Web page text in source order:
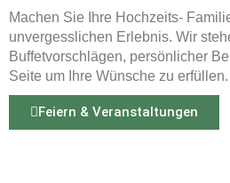
Machen Sie Ihre Hochzeits-
unvergesslichen Erlebnis. Wir
Buffetvorschlägen, persönlicher
Seite um Ihre Wünsche zu erfüllen.
Feiern & Veranstaltungen